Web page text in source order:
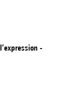
-